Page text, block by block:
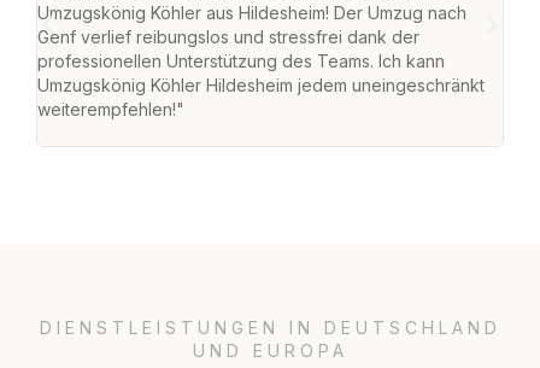
Umzugskönig Köhler aus Hildesheim! Der Umzug nach
Genf verlief reibungslos und stressfrei dank der
professionellen Unterstützung des Teams. Ich kann
Umzugskönig Köhler Hildesheim jedem uneingeschränkt
weiterempfehlen!"
DIENSTLEISTUNGEN IN DEUTSCHLAND
UND EUROPA